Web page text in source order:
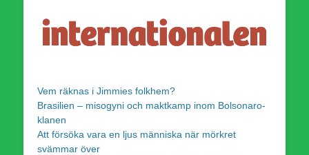
Vem räknas i Jimmies folkhem?
Brasilien – misogyni och maktkamp inom Bolsonaro-
klanen
Att försöka vara en ljus människa när mörkret
svämmar över